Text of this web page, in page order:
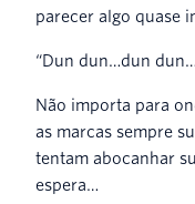
parecer algo quase
“Dun dun…dun
Não importa para
as marcas sempre
tentam abocanhar
espera…